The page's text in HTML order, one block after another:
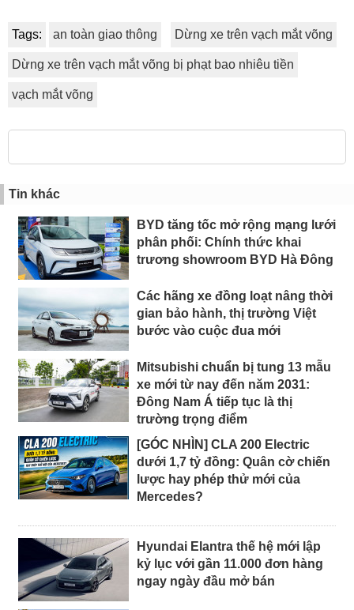
Tags: an toàn giao thông Dừng xe trên vạch mắt võng
Dừng xe trên vạch mắt võng bị phạt bao nhiêu tiền
vạch mắt võng
Tin khác
BYD tăng tốc mở rộng mạng lưới
phân phối: Chính thức khai
trương showroom BYD Hà Đông
Các hãng xe đồng loạt nâng thời
gian bảo hành, thị trường Việt
bước vào cuộc đua mới
Mitsubishi chuẩn bị tung 13 mẫu
xe mới từ nay đến năm 2031:
Đông Nam Á tiếp tục là thị
trường trọng điểm
[GÓC NHÌN] CLA 200 Electric
dưới 1,7 tỷ đồng: Quân cờ chiến
lược hay phép thử mới của
Mercedes?
Hyundai Elantra thế hệ mới lập
kỷ lục với gần 11.000 đơn hàng
ngay ngày đầu mở bán